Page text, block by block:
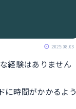
2025.08.03
経験はありません
に時間がかかるよう